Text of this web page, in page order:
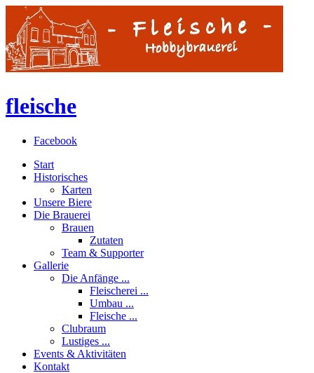
fleische
Facebook
Start
Historisches
Karten
Unsere Biere
Die Brauerei
Brauen
Zutaten
Team & Supporter
Gallerie
Die Anfänge ...
Fleischerei ...
Umbau ...
Fleische ...
Clubraum
Lustiges ...
Events & Aktivitäten
Kontakt